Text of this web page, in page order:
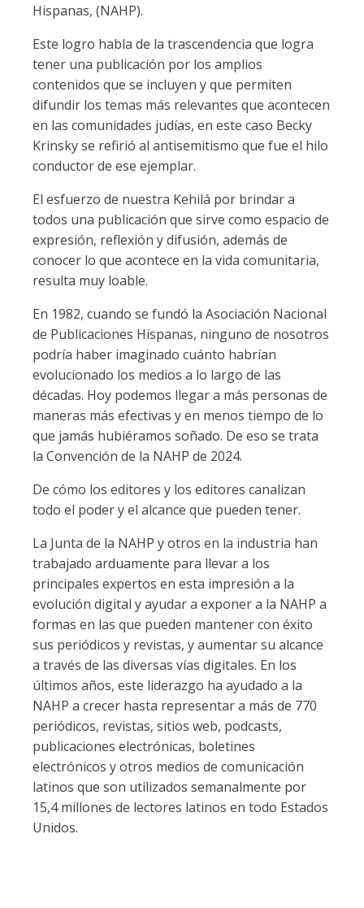
Hispanas, (NAHP).
Este logro habla de la trascendencia que logra
tener una publicación por los amplios
contenidos que se incluyen y que permiten
difundir los temas más relevantes que acontecen
en las comunidades judías, en este caso Becky
Krinsky se refirió al antisemitismo que fue el hilo
conductor de ese ejemplar.
El esfuerzo de nuestra Kehilá por brindar a
todos una publicación que sirve como espacio de
expresión, reflexión y difusión, además de
conocer lo que acontece en la vida comunitaria,
resulta muy loable.
En 1982, cuando se fundó la Asociación Nacional
de Publicaciones Hispanas, ninguno de nosotros
podría haber imaginado cuánto habrían
evolucionado los medios a lo largo de las
décadas. Hoy podemos llegar a más personas de
maneras más efectivas y en menos tiempo de lo
que jamás hubiéramos soñado. De eso se trata
la Convención de la NAHP de 2024.
De cómo los editores y los editores canalizan
todo el poder y el alcance que pueden tener.
La Junta de la NAHP y otros en la industria han
trabajado arduamente para llevar a los
principales expertos en esta impresión a la
evolución digital y ayudar a exponer a la NAHP a
formas en las que pueden mantener con éxito
sus periódicos y revistas, y aumentar su alcance
a través de las diversas vías digitales. En los
últimos años, este liderazgo ha ayudado a la
NAHP a crecer hasta representar a más de 770
periódicos, revistas, sitios web, podcasts,
publicaciones electrónicas, boletines
electrónicos y otros medios de comunicación
latinos que son utilizados semanalmente por
15,4 millones de lectores latinos en todo Estados
Unidos.